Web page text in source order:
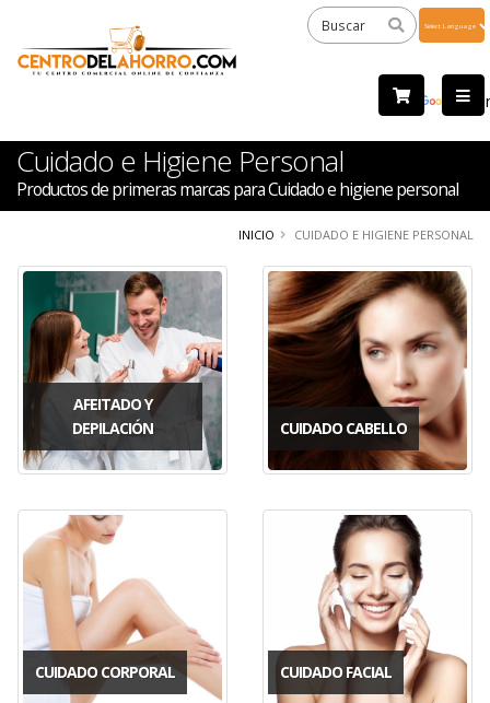
by
Cuidado e Higiene Personal
Productos de primeras marcas para Cuidado e higiene personal
INICIO CUIDADO E HIGIENE PERSONAL
AFEITADO Y
DEPILACIÓN
CUIDADO CABELLO
CUIDADO CORPORAL CUIDADO FACIAL